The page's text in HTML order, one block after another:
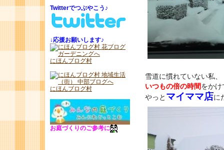
雪道に慣れていない私、
いつもの倍の時間をかけ
やっと マイママ店に
Twitterでつぶやこう♪
↓応援お願いします♪
にほんブログ村
にほんブログ村
お庭づくりのご参考に